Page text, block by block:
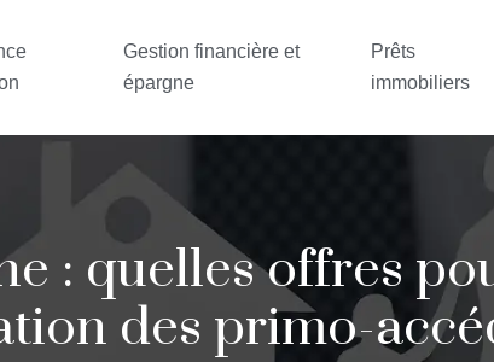
Gestion financière et
épargne
Prêts
immobiliers
: quelles offres
des primo-